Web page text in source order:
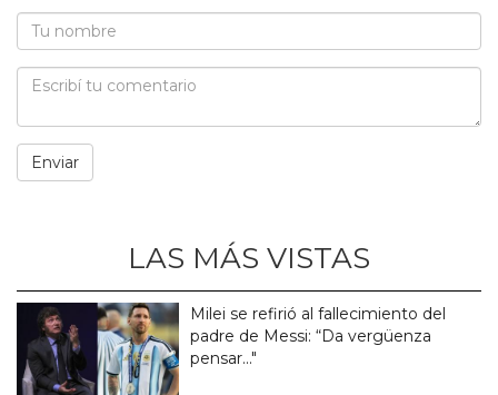
LAS MÁS VISTAS
Milei se refirió al fallecimiento del
padre de Messi: “Da vergüenza
pensar..."